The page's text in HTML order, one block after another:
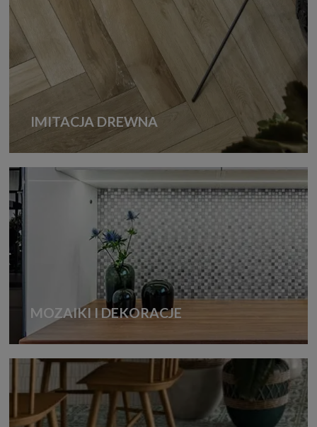
IMITACJA DREWNA
MOZAIKI I DEKORACJE